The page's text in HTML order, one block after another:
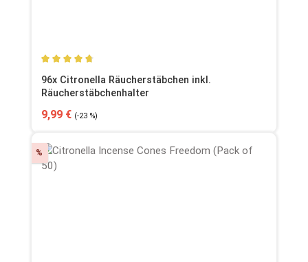
Durchschnittliche Bewertung von 4.74 von 5 Sternen
96x Citronella Räucherstäbchen inkl.
Räucherstäbchenhalter
Verkaufspreis:
9,99 € Regulärer Preis:
(-23 %)
% Rabatt